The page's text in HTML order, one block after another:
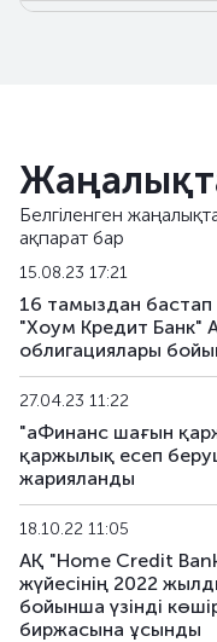
HCBNb25
HCBNb26
HCBNb27
HCBNb28
HCBNb29
HCBNb30
HCBNb31
HCBNb32
HCBNb33
Белгіленген
ақпарат бар
15.08.23 17:21
16 тамыздан
"Хоум Кредит Банк"
облигациялары
27.04.23 11:22
"аФинанс шағын
қаржылық есеп
жарияланды
18.10.22 11:05
АҚ "Home Credit
жүйесінің 2022
бойынша үзінді
биржасына ұсынды